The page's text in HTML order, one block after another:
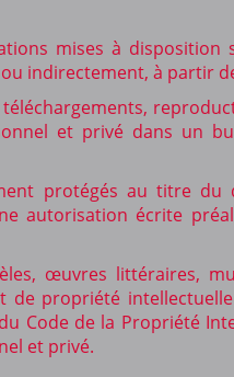
mises à
indirectement, à partir
et privé dans un
protégés au titre du
autorisation écrite
œuvres littéraires,
propriété
Code de la Propriété
et privé.